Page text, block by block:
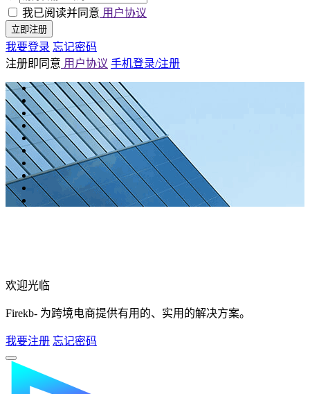
我已阅读并同意 用户协议
立即注册
我要登录 忘记密码
注册即同意 用户协议 手机登录/注册
欢迎光临
Firekb- 为跨境电商提供有用的、实用的解决方案。
我要注册 忘记密码